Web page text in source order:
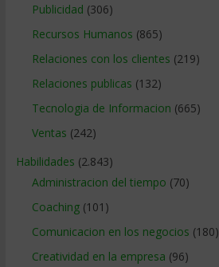
Publicidad (306)
Recursos Humanos (865)
Relaciones con los clientes (219)
Relaciones publicas (132)
Tecnologia de Informacion (665)
Ventas (242)
Habilidades (2.843)
Administracion del tiempo (70)
Coaching(101)
Comunicacion en los negocios (180)
Creatividad en la empresa (96)